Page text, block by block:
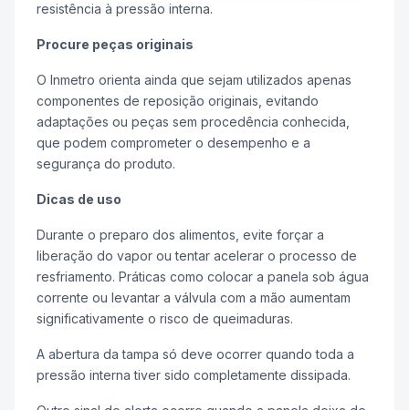
resistência à pressão interna.
Procure peças originais
O Inmetro orienta ainda que sejam utilizados apenas
componentes de reposição originais, evitando
adaptações ou peças sem procedência conhecida,
que podem comprometer o desempenho e a
segurança do produto.
Dicas de uso
Durante o preparo dos alimentos, evite forçar a
liberação do vapor ou tentar acelerar o processo de
resfriamento. Práticas como colocar a panela sob água
corrente ou levantar a válvula com a mão aumentam
significativamente o risco de queimaduras.
A abertura da tampa só deve ocorrer quando toda a
pressão interna tiver sido completamente dissipada.